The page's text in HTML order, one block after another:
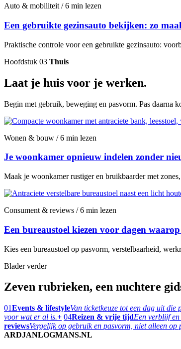
Auto & mobiliteit / 6 min lezen
Een gebruikte gezinsauto bekijken: zo
Praktische controle voor een gebruikte gezinsauto:
Hoofdstuk 03 Thuis
Laat je huis voor je werken.
Begin met gebruik, beweging en pasvorm. Pas daarna
Wonen & bouw / 6 min lezen
Je woonkamer opnieuw indelen zonder
Maak je woonkamer rustiger en bruikbaarder met
Consument & reviews / 6 min lezen
Een bureaustoel kiezen voor dagen
Kies een bureaustoel op pasvorm, verstelbaarheid,
Blader verder
Zeven rubrieken, een nuchtere
01Events & lifestyleVan ticketkeuze tot een dag uit die
voor wat er al is.+ 04Reizen & vrije tijdEen verblijf
reviewsVergelijk op gebruik en pasvorm, niet alleen op
ARDJANLOGMANS.NL